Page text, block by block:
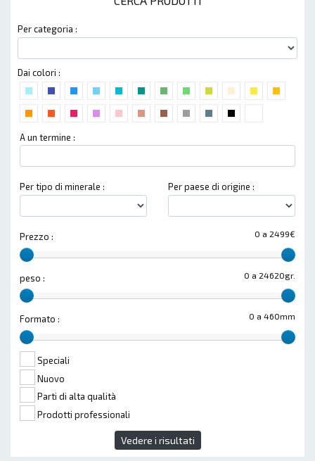
Per categoria :
Dai colori :
A un termine :
Per tipo di minerale : Per paese di origine :
0 a 2499€
Prezzo :
0 a 24620gr.
peso :
0 a 460mm
Formato :
Speciali
Nuovo
Parti di alta qualità
Prodotti professionali
Vedere i risultati